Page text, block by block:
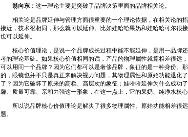
翁向东： 这一理论主要是突破了品牌决策里面的品牌相关论。
相关论是品牌延伸与管理方面很重要的一个理论依据，在相关论的指
接近，技术很相同，那么就可以延伸。比如娃哈哈果奶和娃哈哈可尔很
也可以延伸。
核心价值理论，是说一个品牌成长过程中能不能延伸，是用一品牌
考的理论基础。如果核心价值相同的话，产品的物理属性就算相差很远
可以用同一个品牌？因为它们都可以是奢侈品牌，象征的是一种身份。
的，眼镜也并不只是真正来解决视力问题，其物理属性和原始功能退化
了？因为它破坏了原来的高档、高层次的象征；娃哈哈延伸为什么成功
馨、质量可靠、亲和力强这一形象，在这一点上，它的果奶、纯净水核心
所以说品牌核心价值理论是解决了很多物理属性、原始功能相差很
题。